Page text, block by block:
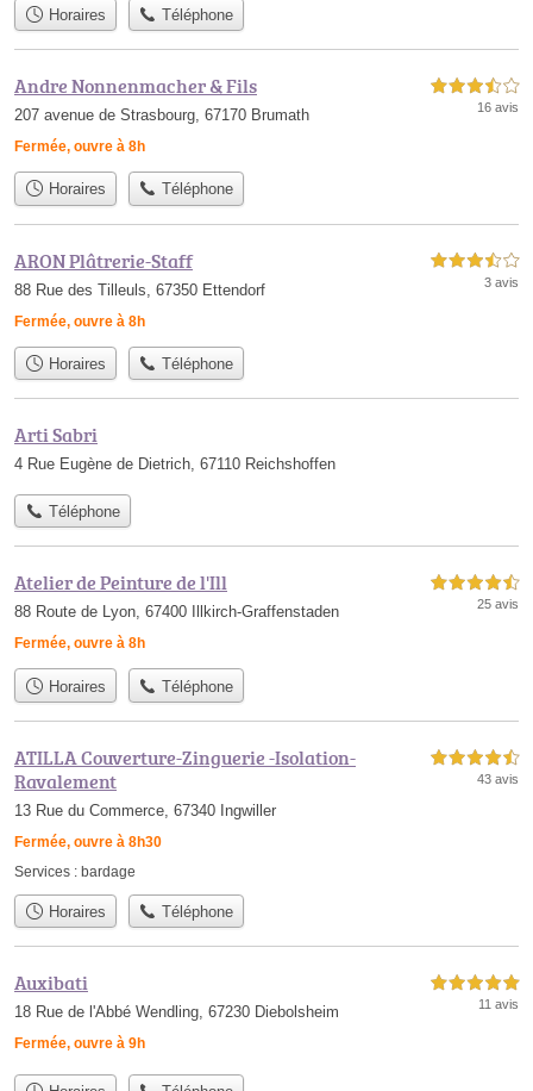
Horaires Téléphone
Andre Nonnenmacher & Fils
207 avenue de Strasbourg, 67170 Brumath
Fermée, ouvre à 8h
3,5 étoiles sur 5
16 avis
Horaires Téléphone
ARON Plâtrerie-Staff
88 Rue des Tilleuls, 67350 Ettendorf
Fermée, ouvre à 8h
3,5 étoiles sur 5
3 avis
Horaires Téléphone
Arti Sabri
4 Rue Eugène de Dietrich, 67110 Reichshoffen
Téléphone
Atelier de Peinture de l'Ill
88 Route de Lyon, 67400 Illkirch-Graffenstaden
Fermée, ouvre à 8h
4,5 étoiles sur 5
25 avis
Horaires Téléphone
ATILLA Couverture-Zinguerie -Isolation-
Ravalement
13 Rue du Commerce, 67340 Ingwiller
Fermée, ouvre à 8h30
4,5 étoiles sur 5
43 avis
Services : bardage
Horaires Téléphone
Auxibati
18 Rue de l'Abbé Wendling, 67230 Diebolsheim
Fermée, ouvre à 9h
5,0 étoiles sur 5
11 avis